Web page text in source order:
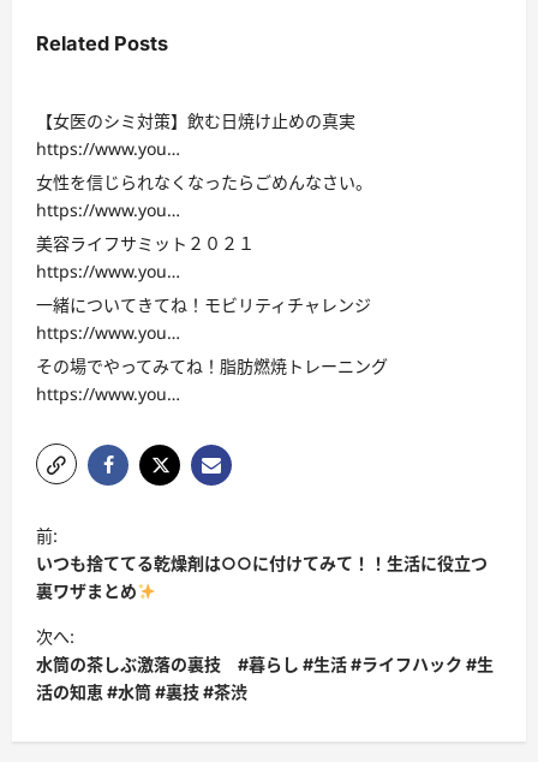
Related Posts
【女医のシミ対策】飲む日焼け止めの真実
https://www.you…
女性を信じられなくなったらごめんなさい。
https://www.you…
美容ライフサミット２０２１
https://www.you…
一緒についてきてね！モビリティチャレンジ
https://www.you…
その場でやってみてね！脂肪燃焼トレーニング
https://www.you…
投
稿
ナ
ビ
ゲ
ー
シ
前:
いつも捨ててる乾燥剤は○○に付けてみて！！生活に役立つ
裏ワザまとめ
次へ:
水筒の茶しぶ激落の裏技 #暮らし #生活 #ライフハック #生
活の知恵 #水筒 #裏技 #茶渋